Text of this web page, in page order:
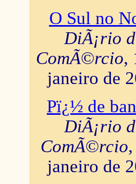
O Sul no
DiÃ¡rio
ComÃ©rcio,
janeiro de
Pï¿½ de
DiÃ¡rio
ComÃ©rcio
janeiro de